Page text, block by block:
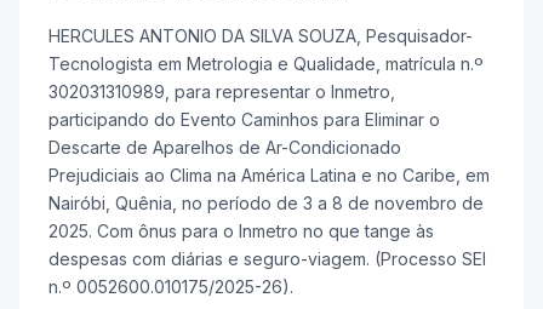
HERCULES ANTONIO DA SILVA SOUZA, Pesquisador-
Tecnologista em Metrologia e Qualidade, matrícula n.º
302031310989, para representar o Inmetro,
participando do Evento Caminhos para Eliminar o
Descarte de Aparelhos de Ar-Condicionado
Prejudiciais ao Clima na América Latina e no Caribe, em
Nairóbi, Quênia, no período de 3 a 8 de novembro de
2025. Com ônus para o Inmetro no que tange às
despesas com diárias e seguro-viagem. (Processo SEI
n.º 0052600.010175/2025-26).